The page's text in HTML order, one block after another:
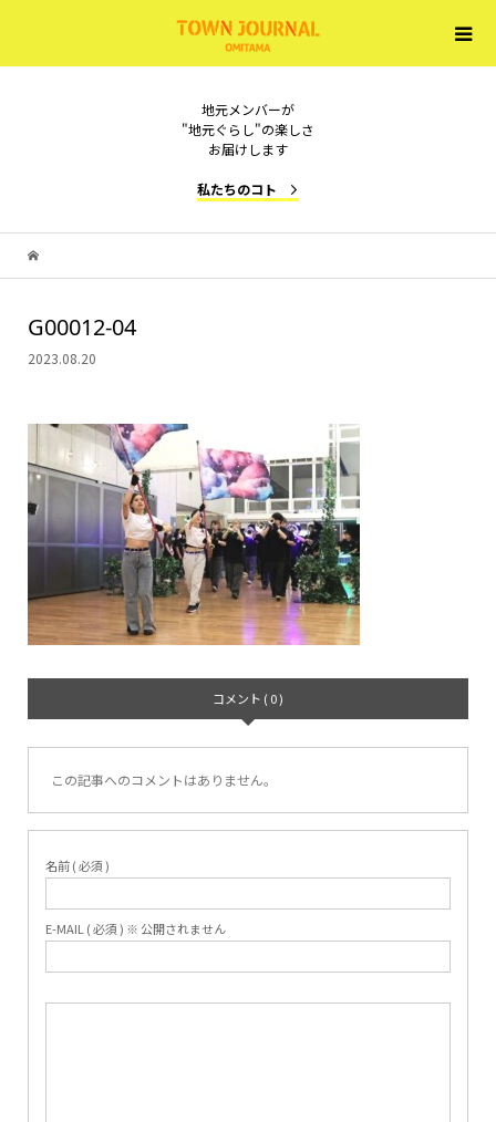
地元メンバーが
"地元ぐらし"の楽しさ
お届けします
私たちのコト
G00012-04
2023.08.20
コメント ( 0 )
この記事へのコメントはありません。
名前 ( 必須 )
E-MAIL ( 必須 ) ※ 公開されません